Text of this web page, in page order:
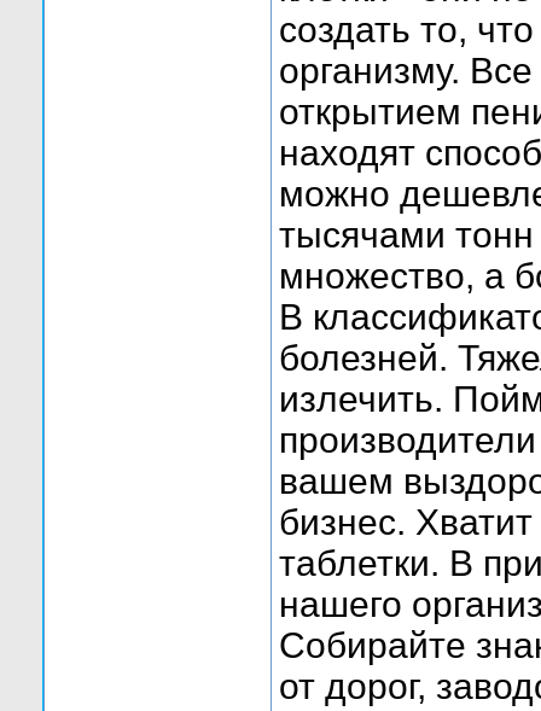
создать то,
организму.
открытием
находят
можно
тысячами тонн
множество, а
В
болезней.
излечить.
вашем
бизнес.
таблетки. В
нашего
Собирайте
от дорог,